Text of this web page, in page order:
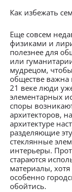
Как избежать
Еще совсем
физиками и
полезнее для
или
мудрецом,
обществе важна
21 веке люди
элементарных
споры
архитекторов,
архитектуре
разделяющие
стеклянные
интерьеры.
стараются
материалы, хотя
особенно
обойтись.